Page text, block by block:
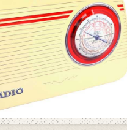
SIN STOCK
CUANDO HAYA STOCK